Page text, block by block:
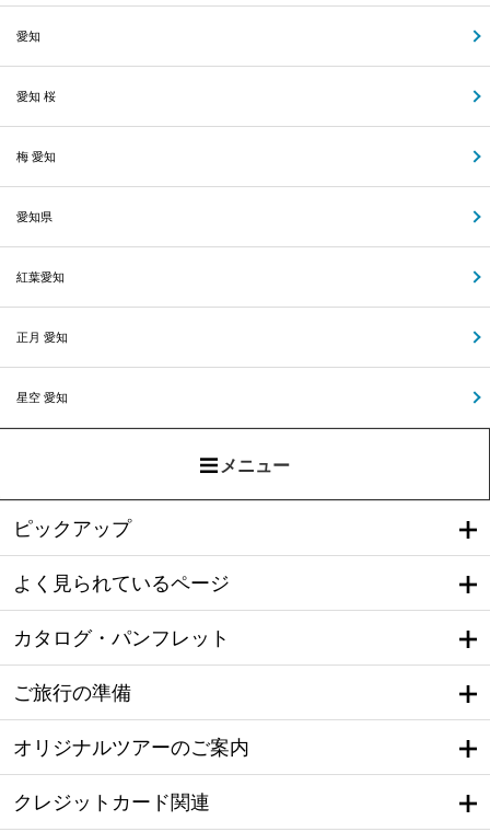
愛知
愛知 桜
梅 愛知
愛知県
紅葉愛知
正月 愛知
星空 愛知
メニュー
ピックアップ
よく見られているページ
カタログ・パンフレット
ご旅行の準備
オリジナルツアーのご案内
クレジットカード関連